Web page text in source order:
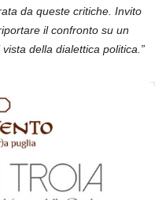
da queste critiche. Invito
il confronto su un
della dialettica politica.”